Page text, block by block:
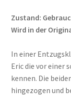
Zustand:
Wird in der
In einer
Eric die vor einer
kennen. Die
hingezogen und